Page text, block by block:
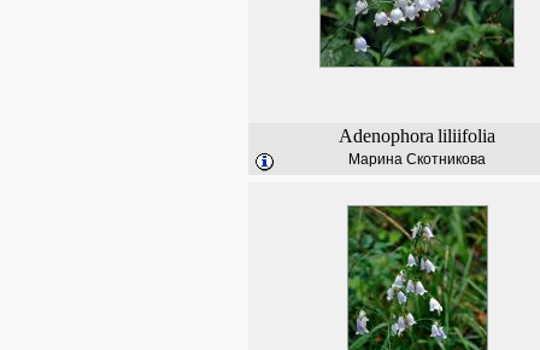
Adenophora liliifolia
Марина Скотникова